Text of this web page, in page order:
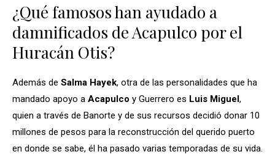
¿Qué famosos han ayudado a
damnificados de Acapulco por el
Huracán Otis?
Además de Salma Hayek, otra de las personalidades que ha
mandado apoyo a Acapulco y Guerrero es Luis Miguel,
quien a través de Banorte y de sus recursos decidió donar 10
millones de pesos para la reconstrucción del querido puerto
en donde se sabe, él ha pasado varias temporadas de su vida.